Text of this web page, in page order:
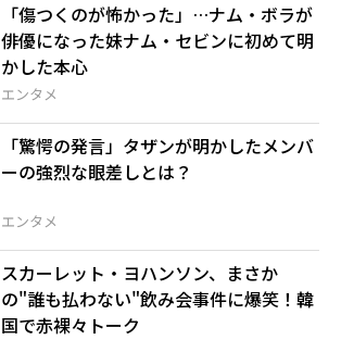
エンタメ
「傷つくのが怖かった」…ナム・ボラが
俳優になった妹ナム・セビンに初めて明
かした本心
エンタメ
「驚愕の発言」タザンが明かしたメンバ
ーの強烈な眼差しとは？
スカーレット・ヨハンソン、まさか
の"誰も払わない"飲み会事件に爆笑！韓
国で赤裸々トーク